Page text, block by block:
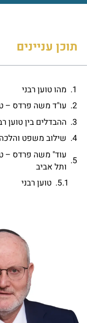
תוכן עניינים
מהו טוען רבני
עו"ד משה פרדס –
ההבדלים בין טוען
שילוב משפט והלכה
עוד" משה פרדס –
ותל אביב
טוען רבני